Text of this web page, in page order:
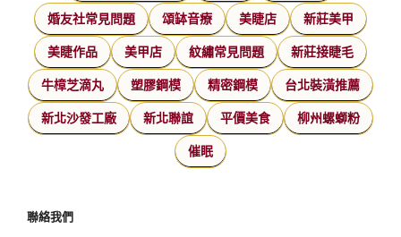
婚友社常見問題 頌缽音療 美睫店 新莊美甲
美睫作品 美甲店 紋繡常見問題 新莊接睫毛
牛樟芝滴丸 塑膠鋼模 精密鋼模 台北裝潢推薦
新北沙發工廠 新北聯誼 平價美食 柳州螺螄粉
催眠
聯絡我們